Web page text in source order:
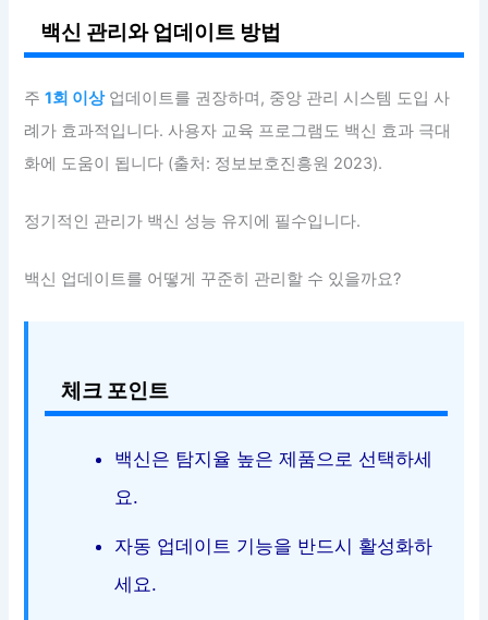
백신 관리와 업데이트 방법
주1회 이상업데이트를 권장하며, 중앙 관리 시스템 도입 사
례가 효과적입니다. 사용자 교육 프로그램도 백신 효과 극대
화에 도움이 됩니다 (출처: 정보보호진흥원 2023).
정기적인 관리가 백신 성능 유지에 필수입니다.
백신 업데이트를 어떻게 꾸준히 관리할 수 있을까요?
체크 포인트
백신은 탐지율 높은 제품으로 선택하세
요.
자동 업데이트 기능을 반드시 활성화하
세요.